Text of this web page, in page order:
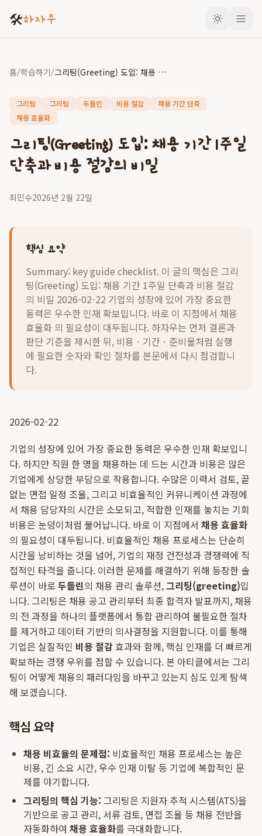
🛠️하자우
홈/학습하기/ 그리팅(Greeting) 도입: 채용 기간 1주일 단축과 비용 절감의 비밀
그리팅 그리팅 두들린 비용 절감
채용 기간 단축
채용 효율화
그리팅(Greeting) 도입: 채용 기간 1주일
단축과 비용 절감의 비밀
최민수2026년 2월 22일
핵심 요약
Summary: key guide checklist. 이 글의 핵심은 그리
팅(Greeting) 도입: 채용 기간 1주일 단축과 비용 절감
의 비밀 2026-02-22 기업의 성장에 있어 가장 중요한
동력은 우수한 인재 확보입니다. 바로 이 지점에서 채용
효율화 의 필요성이 대두됩니다. 하자우는 먼저 결론과
판단 기준을 제시한 뒤, 비용ㆍ기간ㆍ준비물처럼 실행
에 필요한 숫자와 확인 절차를 본문에서 다시 점검합니
다.
2026-02-22
기업의 성장에 있어 가장 중요한 동력은 우수한 인재 확보입니
다. 하지만 직원 한 명을 채용하는 데 드는 시간과 비용은 많은
기업에게 상당한 부담으로 작용합니다. 수많은 이력서 검토, 끝
없는 면접 일정 조율, 그리고 비효율적인 커뮤니케이션 과정에
서 채용 담당자의 시간은 소모되고, 적합한 인재를 놓치는 기회
비용은 눈덩이처럼 불어납니다. 바로 이 지점에서 채용 효율화
의 필요성이 대두됩니다. 비효율적인 채용 프로세스는 단순히
시간을 낭비하는 것을 넘어, 기업의 재정 건전성과 경쟁력에 직
접적인 타격을 줍니다. 이러한 문제를 해결하기 위해 등장한 솔
루션이 바로 두들린의 채용 관리 솔루션,그리팅(greeting)입
니다. 그리팅은 채용 공고 관리부터 최종 합격자 발표까지, 채용
의 전 과정을 하나의 플랫폼에서 통합 관리하여 불필요한 절차
를 제거하고 데이터 기반의 의사결정을 지원합니다. 이를 통해
기업은 실질적인 비용 절감 효과와 함께, 핵심 인재를 더 빠르게
확보하는 경쟁 우위를 점할 수 있습니다. 본 아티클에서는 그리
팅이 어떻게 채용의 패러다임을 바꾸고 있는지 심도 있게 탐색
해 보겠습니다.
핵심 요약
채용 비효율의 문제점: 비효율적인 채용 프로세스는 높은
비용, 긴 소요 시간, 우수 인재 이탈 등 기업에 복합적인 문
제를 야기합니다.
그리팅의 핵심 기능: 그리팅은 지원자 추적 시스템(ATS)을
기반으로 공고 관리, 서류 검토, 면접 조율 등 채용 전반을
자동화하여 채용 효율화를 극대화합니다.